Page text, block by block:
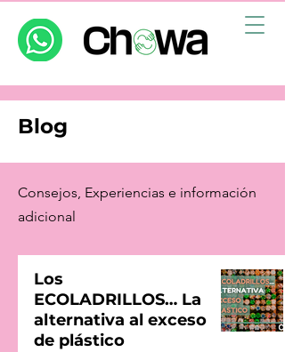
Blog
Consejos, Experiencias e información
adicional
Los
ECOLADRILLOS… La
alternativa al exceso
de plástico